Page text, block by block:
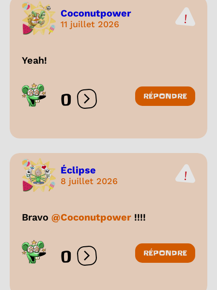
Coconutpower
11 juillet 2026
Yeah!
0 Ouvrir les réactions
RÉPONDRE
Éclipse
8 juillet 2026
Bravo @Coconutpower !!!!
0 Ouvrir les réactions
RÉPONDRE